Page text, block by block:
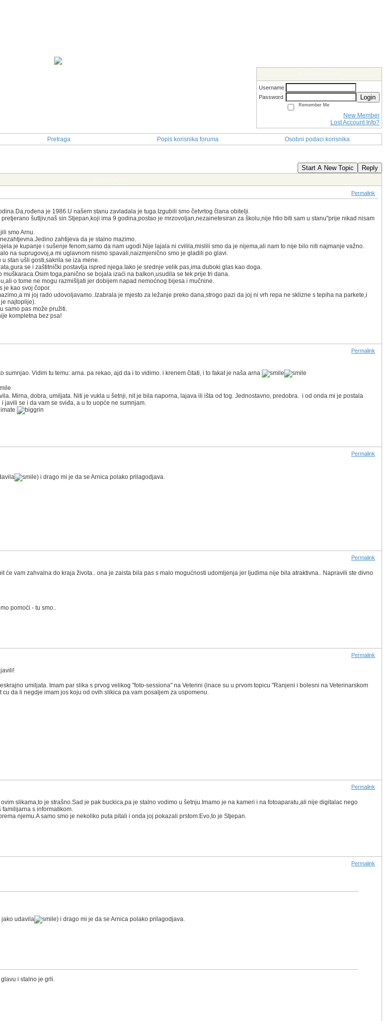
Username
Password
Login
Remember Me
New Member
Lost Account Info?
Pretraga Popis korisnika foruma Osobni podaci korisnika
Start A New Topic Reply
Permalink
je 1986.U našem stanu zavladala je tuga.Izgubili smo četvrtog člana obitelji.
šutljiv,naš sin Stjepan,koji ima 9 godina,postao je mrzovoljan,nezainetesiran za školu,nije htio biti sam u stanu"prije nikad nisam
smo Arnu.
zahtijeva da je stalno mazimo.
je kupanje i sušenje fenom,samo da nam ugodi.Nije lajala ni cvilila,mislili smo da je nijema,ali nam to nije bilo niti najmanje važno.
na suprugovoj,a mi uglavnom nismo spavali,naizmjenično smo je gladili po glavi.
stan ušli gosti,sakrila se iza mene.
se i zaštitnički postavlja ispred njega.Iako je srednje velik pas,ima duboki glas kao doga.
toga,panično se bojala izaći na balkon,usudila se tek prije tri dana.
o tome ne mogu razmišljati jer dobijem napad nemoćnog bijesa i mučnine.
je kao svoj čopor.
mi joj rado udovoljavamo..Izabrala je mjesto za ležanje preko dana,strogo pazi da joj ni vrh repa ne sklizne s tepiha na parkete,i
najtoplije).
samo pas može pružiti.
kompletna bez psa!
Permalink
sumnjao. Vidim tu temu: arna. pa rekao, ajd da i to vidimo. i krenem čitati, i to fakat je naša arna
Mirna, dobra, umiljata. Niti je vukla u šetnji, nit je bila naporna, lajava ili išta od tog. Jednostavno, predobra. i od onda mi je postala
javili se i da vam se sviđa, a u to uopće ne sumnjam.
Permalink
) i drago mi je da se Arnica polako prilagodjava.
Permalink
će vam zahvalna do kraja života.. ona je zaista bila pas s malo mogućnosti udomljenja jer ljudima nije bila atraktivna.. Napravili ste divno
pomoći - tu smo..
Permalink
umiljata. Imam par slika s prvog velikog "foto-sessiona" na Veterini (inace su u prvom topicu "Ranjeni i bolesni na Veterinarskom
cu da li negdje imam jos koju od ovih slikica pa vam posaljem za uspomenu.
Permalink
slikama,to je strašno.Sad je pak buckica,pa je stalno vodimo u šetnju.Imamo je na kameri i na fotoaparatu,ali nije digitalac nego
familijarna s informatikom.
njemu.A samo smo je nekoliko puta pitali i onda joj pokazali prstom:Evo,to je Stjepan.
Permalink
jako udavila
) i drago mi je da se Arnica polako prilagodjava.
i stalno je grli.